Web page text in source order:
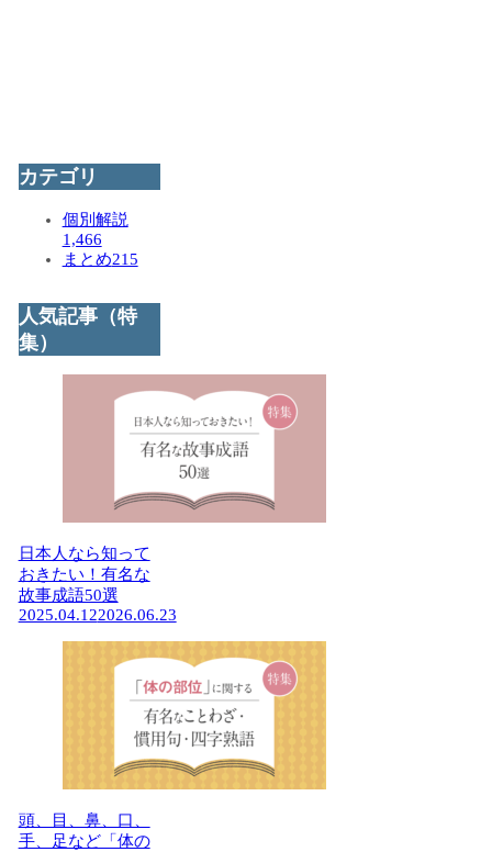
カテゴリ
個別解説
1,466
まとめ215
人気記事（特
集）
日本人なら知って
おきたい！有名な
故事成語50選
2025.04.122026.06.23
頭、目、鼻、口、
手、足など「体の